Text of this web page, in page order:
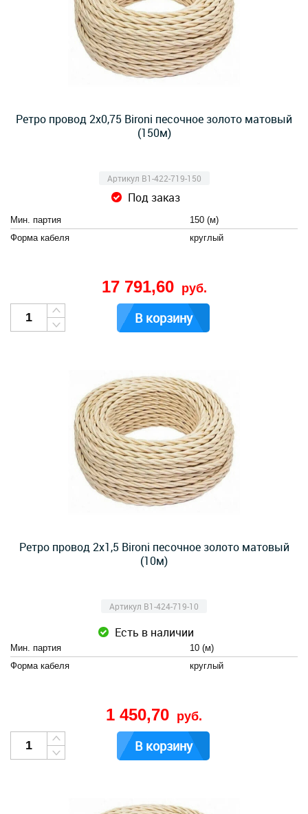
Ретро провод 2х0,75 Bironi песочное золото матовый
(150м)
Артикул B1-422-719-150
Под заказ
Мин. партия
150 (м)
Форма кабеля
круглый
17 791,60 руб.
В корзину
Ретро провод 2х1,5 Bironi песочное золото матовый
(10м)
Артикул B1-424-719-10
Есть в наличии
Мин. партия
10 (м)
Форма кабеля
круглый
1 450,70 руб.
В корзину